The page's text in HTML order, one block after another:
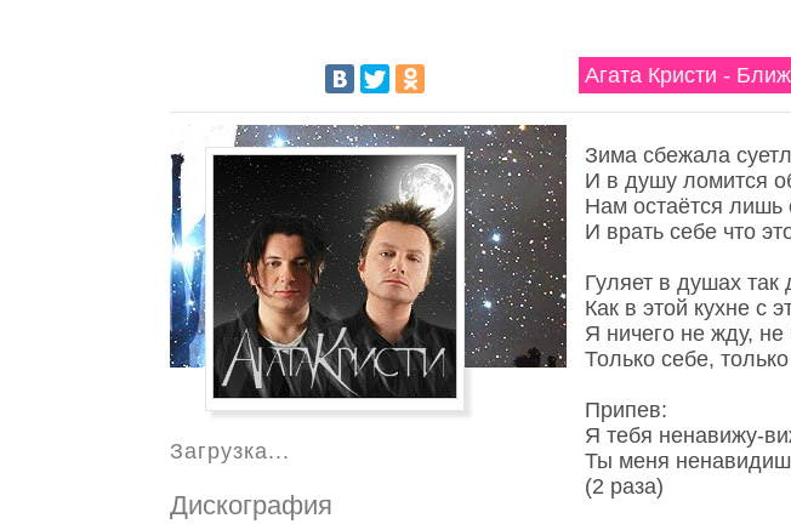
Агата Кристи -
Зима сбежала
И в душу ломится
Нам остаётся лишь
И врать себе что
Гуляет в душах так
Как в этой кухне с
Я ничего не жду,
Только себе,
Припев:
Я тебя ненавижу-
Ты меня
(2 раза)
Загрузка...
Дискография